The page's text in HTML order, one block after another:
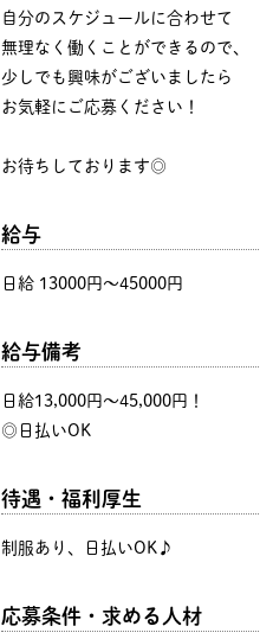
自分のスケジュールに合わせて
無理なく働くことができるので、
少しでも興味がございましたら
お気軽にご応募ください！
お待ちしております◎
給与
日給 13000円〜45000円
給与備考
日給13,000円～45,000円！
◎日払いOK
待遇・福利厚生
制服あり、日払いOK♪
応募条件・求める人材